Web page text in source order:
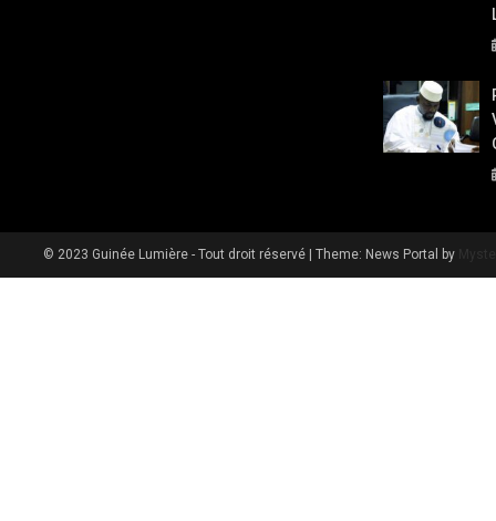
© 2023 Guinée Lumière - Tout droit réservé |Theme: News Portal by